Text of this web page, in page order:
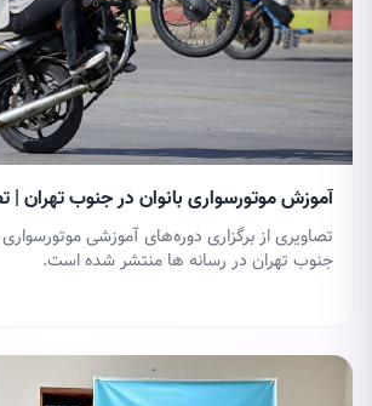
آموزش موتورسواری بانوان در جنوب تهران |
تصاویری از برگزاری دوره‌های آموزشی موتورسواری
جنوب تهران در رسانه ها منتشر شده است.